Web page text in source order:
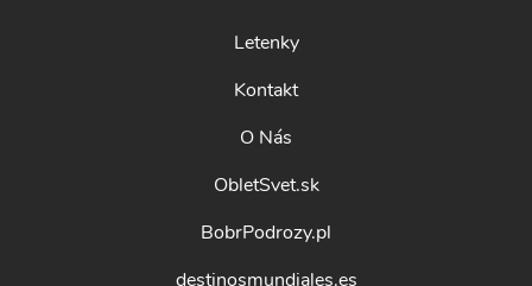
Letenky
Kontakt
O Nás
ObletSvet.sk
BobrPodrozy.pl
destinosmundiales.es